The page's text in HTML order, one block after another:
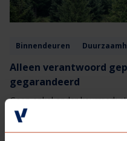
Binnendeuren
Alleen verantwoord
gegarandeerd
Geen enkel ander keurmerk
een STIP-gecertificeerd
geproduceerd hout en